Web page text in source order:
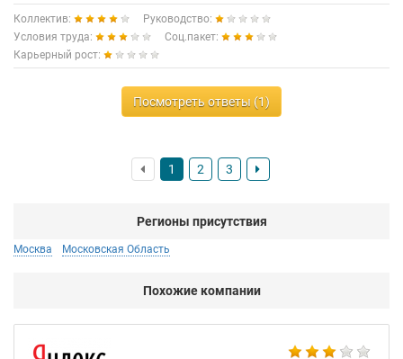
подчиненных. А также привели "Договорника" (Веденеева Л.),
которая которая не умеет составлять договора, хотя и с
юридическим образованием. Вообщем заполнили штат и
принялись за остальных сотрудников. Уволили одного
второго, третьего и тд, причем без обоснования. Все были
хорошими сотрудниками, и отлично справлялись со своими
обязанностями. А на их место стали приводить своих людей.
Разрушили весь коллектив. И ладно бы привели стоящих
даже думать. Президенту компании надо написать, чтоб
Коллектив:
Руководство:
Условия труда:
Соц.пакет:
Карьерный рост:
Посмотреть ответы (1)
1 2 3
Регионы присутствия
Москва Московская Область
Похожие компании